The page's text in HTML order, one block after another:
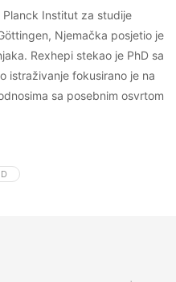
Planck Institut za studije
Njemačka posjetio je
Rexhepi stekao je PhD sa
istraživanje fokusirano je na
sa posebnim osvrtom